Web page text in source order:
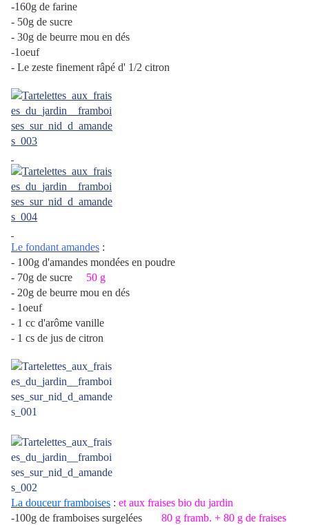
-160g de farine
- 50g de sucre
- 30g de beurre mou en dés
-1oeuf
- Le zeste finement râpé d' 1/2 citron
Le fondant amandes :
- 100g d'amandes mondées en poudre
- 70g de sucre
50 g
- 20g de beurre mou en dés
- 1oeuf
- 1 cc d'arôme vanille
- 1 cs de jus de citron
La douceur framboises : et aux fraises bio du jardin
-100g de framboises surgelées
80 g framb. + 80 g de fraises